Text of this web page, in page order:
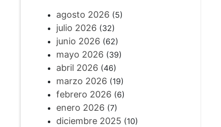
agosto 2026 (5)
julio 2026 (32)
junio 2026 (62)
mayo 2026 (39)
abril 2026 (46)
marzo 2026 (19)
febrero 2026 (6)
enero 2026 (7)
diciembre 2025 (10)